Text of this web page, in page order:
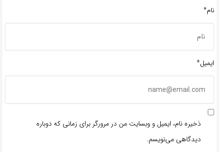
نام*
ایمیل*
ذخیره نام، ایمیل و وبسایت من در مرورگر برای زمانی که دوباره
دیدگاهی می‌نویسم.